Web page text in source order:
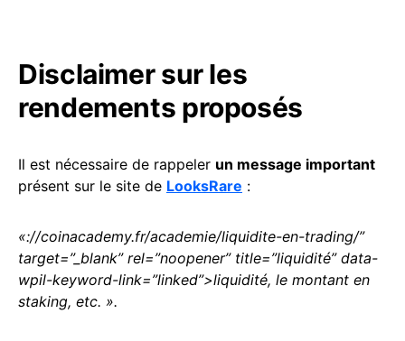
Disclaimer sur les
rendements proposés
Il est nécessaire de rappeler un message important
présent sur le site de LooksRare :
«://coinacademy.fr/academie/liquidite-en-trading/”
target=”_blank” rel=”noopener” title=”liquidité” data-
wpil-keyword-link=”linked”>liquidité, le montant en
staking, etc. ».